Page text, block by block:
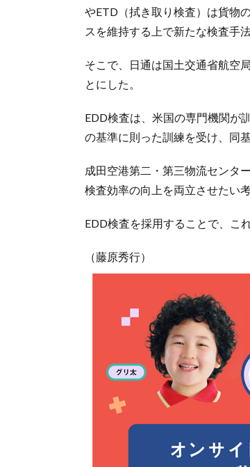
やETD（拭き取り検査）は貨物
スを維持する上で新たな検査手
そこで、日通は国土交通省航空
とにした。
EDD検査は、米国の専門機関が
の基準に則った訓練を受け、同
成田空港第二・第三物流センタ
検査効率の向上を両立させたい考
EDD検査を採用することで、こ
（藤原秀行）